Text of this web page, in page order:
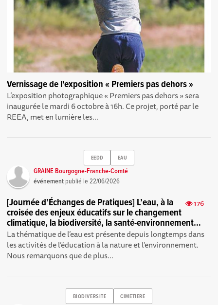
Vernissage de l'exposition « Premiers pas dehors »
L’exposition photographique « Premiers pas dehors » sera
inaugurée le mardi 6 octobre à 16h. Ce projet, porté par le
REEA, met en lumière les...
EEDD EAU
GRAINE Bourgogne-Franche-Comté
événement publié le22/06/2026
176
[Journée d’Échanges de Pratiques] L’eau, à la
croisée des enjeux éducatifs sur le changement
climatique, la biodiversité, la santé-environnement…
La thématique de l’eau est présente depuis longtemps dans
les activités de l’éducation à la nature et l’environnement.
Nous remarquons que de plus...
BIODIVERSITE CIMETIERE